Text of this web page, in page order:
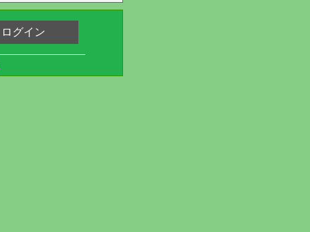
ログイン